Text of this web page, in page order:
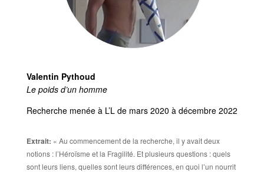
Valentin Pythoud
Le poids d’un homme
Recherche menée à L’L de mars 2020 à décembre 2022
Extrait: « Au commencement de la recherche, il y avait deux
notions : l’Héroïsme et la Fragilité. Et plusieurs questions : quels
sont leurs liens, quelles sont leurs différences, en quoi l’un nourrit